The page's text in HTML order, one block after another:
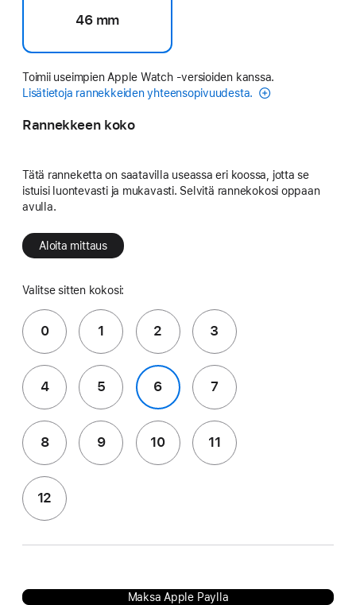
46 mm
Toimii useimpien Apple Watch ‑versioiden kanssa.
Lisätietoja rannekkeiden yhteensopivuudesta.
Rannekkeen koko
Tätä ranneketta on saatavilla useassa eri koossa, jotta se
istuisi luontevasti ja mukavasti. Selvitä rannekokosi oppaan
avulla.
Aloita mittaus
Valitse sitten kokosi:
0 1 2 3
4 5 6 7
8 9 10 11
12
Maksa Apple Paylla